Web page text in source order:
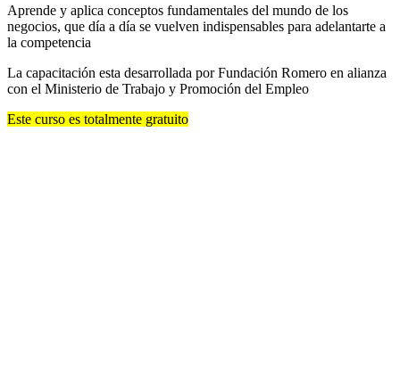
Aprende y aplica conceptos fundamentales del mundo de los
negocios, que día a día se vuelven indispensables para adelantarte a
la competencia
La capacitación esta desarrollada por Fundación Romero en alianza
con el Ministerio de Trabajo y Promoción del Empleo
Este curso es totalmente gratuito